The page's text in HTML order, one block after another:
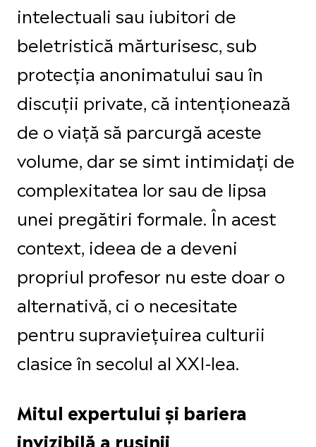
intelectuali sau iubitori de
beletristică mărturisesc, sub
protecția anonimatului sau în
discuții private, că intenționează
de o viață să parcurgă aceste
volume, dar se simt intimidați de
complexitatea lor sau de lipsa
unei pregătiri formale. În acest
context, ideea de a deveni
propriul profesor nu este doar o
alternativă, ci o necesitate
pentru supraviețuirea culturii
clasice în secolul al XXI-lea.
Mitul expertului și bariera
invizibilă a rușinii